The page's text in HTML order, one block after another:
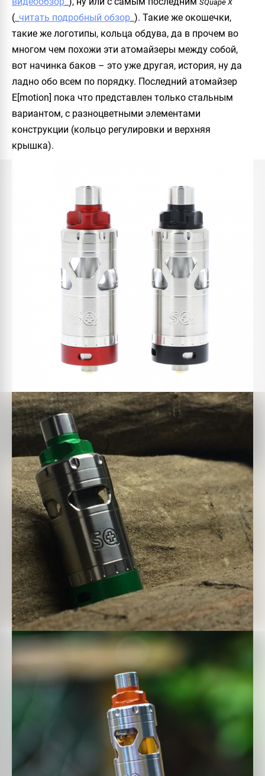
SQuape X
( _читать подробный обзор_ ). Такие же окошечки,
такие же логотипы, кольца обдува, да в прочем во
многом чем похожи эти атомайзеры между собой,
вот начинка баков – это уже другая, история, ну да
ладно обо всем по порядку. Последний атомайзер
E[motion] пока что представлен только стальным
вариантом, с разноцветными элементами
конструкции (кольцо регулировки и верхняя
крышка).